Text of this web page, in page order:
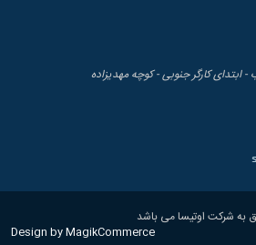
- ابتدای کارگر جنوبی - کوچه مهدیزاده
شرکت اوتیسا می باشد
Design by MagikCommerce